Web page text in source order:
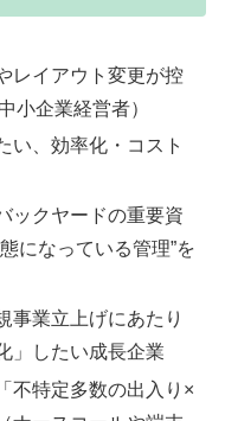
レイアウト変更が控
小企業経営者）
い、効率化・コスト
ックヤードの重要資
になっている管理”を
事業立上げにあたり
」したい成長企業
不特定多数の出入り×